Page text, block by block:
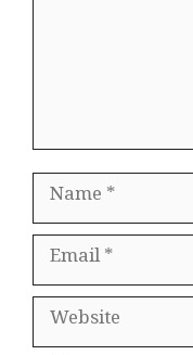
Name
Email
Website